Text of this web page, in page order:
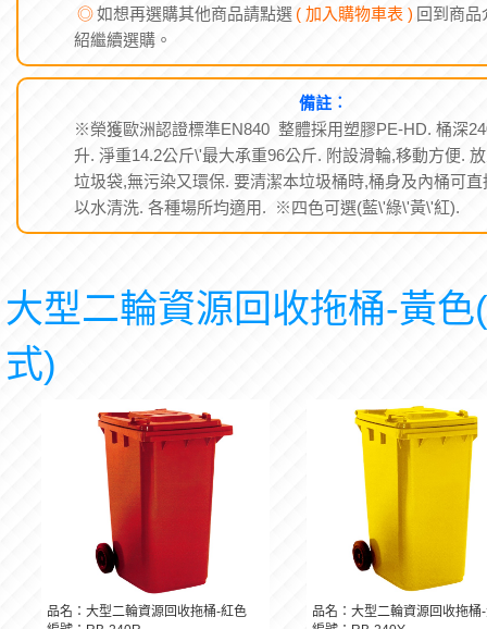
◎如想再選購其他商品請點選 ( 加入購物車表 ) 回到商品
紹繼續選購。
備註︰
※榮獲歐洲認證標準EN840 整體採用塑膠PE-HD. 桶深
升. 淨重14.2公斤\'最大承重96公斤. 附設滑輪,移動方便.
垃圾袋,無污染又環保. 要清潔本垃圾桶時,桶身及內桶可直
以水清洗. 各種場所均適用. ※四色可選(藍\'綠\'黃\'紅).
大型二輪資源回收拖桶-黃色
式)
品名：大型二輪資源回收拖桶-紅色
品名：大型二輪資源回收拖桶